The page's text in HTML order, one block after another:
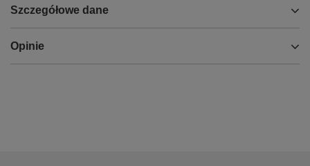
Szczegółowe dane
Opinie